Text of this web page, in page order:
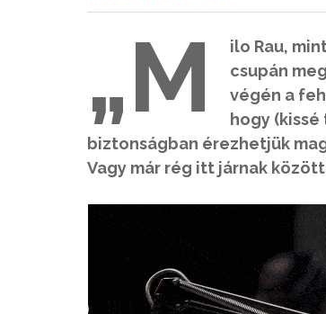
„M
ilo Rau,
csupán
végén a
hogy
biztonságban érezhetjük
Vagy már rég itt járnak